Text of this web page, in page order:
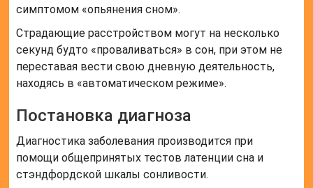
симптомом «опьянения сном».
Страдающие расстройством могут на несколько
секунд будто «проваливаться» в сон, при этом не
переставая вести свою дневную деятельность,
находясь в «автоматическом режиме».
Постановка диагноза
Диагностика заболевания производится при
помощи общепринятых тестов латенции сна и
стэндфордской шкалы сонливости.